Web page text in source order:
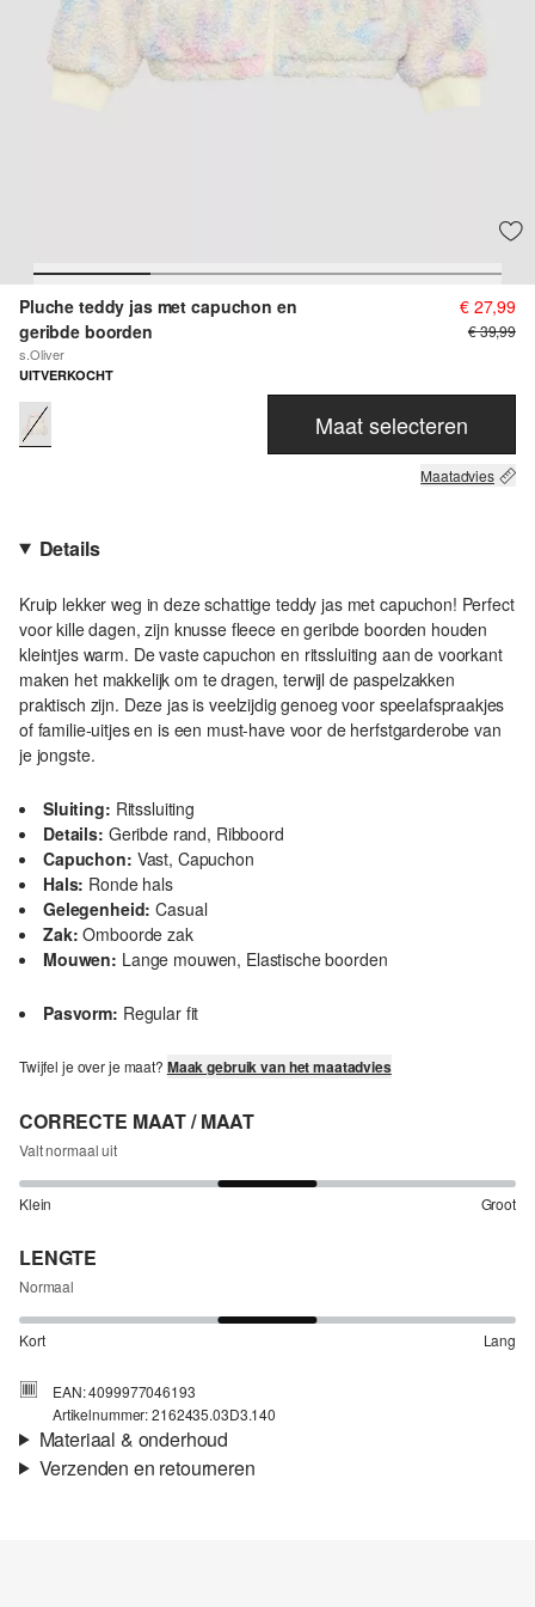
Pluche teddy jas met capuchon en
geribde boorden
s.Oliver
€ 27,99
€ 39,99
UITVERKOCHT
Maat selecteren
Maatadvies
Details
Kruip lekker weg in deze schattige teddy jas met capuchon! Perfect
voor kille dagen, zijn knusse fleece en geribde boorden houden
kleintjes warm. De vaste capuchon en ritssluiting aan de voorkant
maken het makkelijk om te dragen, terwijl de paspelzakken
praktisch zijn. Deze jas is veelzijdig genoeg voor speelafspraakjes
of familie-uitjes en is een must-have voor de herfstgarderobe van
je jongste.
Sluiting: Ritssluiting
Details: Geribde rand, Ribboord
Capuchon: Vast, Capuchon
Hals: Ronde hals
Gelegenheid: Casual
Zak: Omboorde zak
Mouwen: Lange mouwen, Elastische boorden
Pasvorm: Regular fit
Twijfel je over je maat? Maak gebruik van het maatadvies
CORRECTE MAAT / MAAT
Valt normaal uit
Klein Groot
LENGTE
Normaal
Kort Lang
EAN: 4099977046193
Artikelnummer: 2162435.03D3.140
Materiaal & onderhoud
Verzenden en retourneren